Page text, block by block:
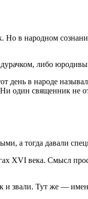
в народном
либо
день в народе
один священник не
а тогда давали
XVI века. Смысл
и звали. Тут же —